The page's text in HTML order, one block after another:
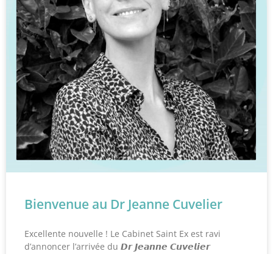
Bienvenue au Dr Jeanne Cuvelier
Excellente nouvelle ! Le Cabinet Saint Ex est ravi
d’annoncer l’arrivée du 𝘿𝙧 𝙅𝙚𝙖𝙣𝙣𝙚 𝘾𝙪𝙫𝙚𝙡𝙞𝙚𝙧